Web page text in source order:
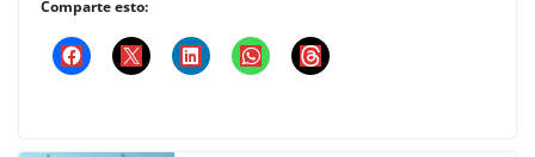
Comparte esto: